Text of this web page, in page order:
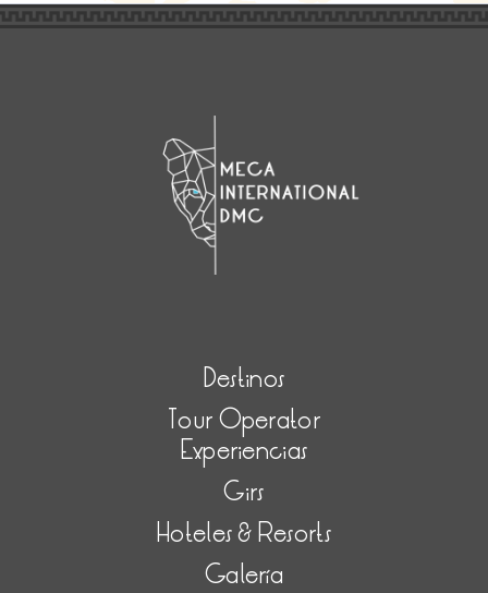
Destinos
Tour Operator
Experiencias
Girs
Hoteles & Resorts
Galería